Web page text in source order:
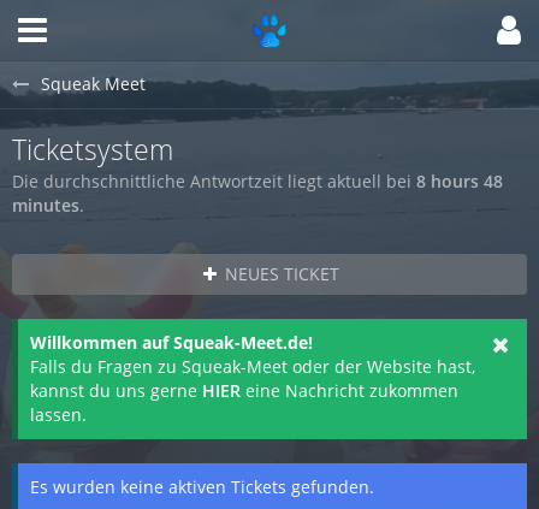
Squeak Meet
Ticketsystem
Die durchschnittliche Antwortzeit liegt aktuell bei 8 hours 48
minutes.
NEUES TICKET
Willkommen auf Squeak-Meet.de!
Falls du Fragen zu Squeak-Meet oder der Website hast,
kannst du uns gerne HIER eine Nachricht zukommen
lassen.
Es wurden keine aktiven Tickets gefunden.